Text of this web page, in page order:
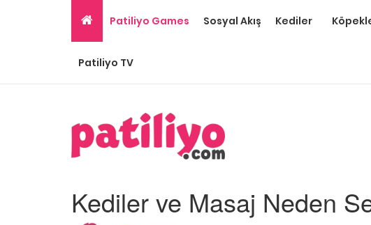
Patiliyo Games Sosyal Akış Kediler
Patiliyo TV
Kediler ve Masaj Neden